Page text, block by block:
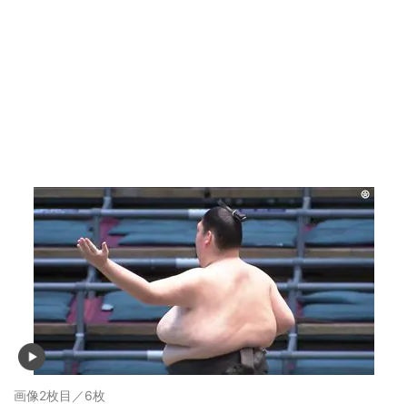
画像2枚目／6枚